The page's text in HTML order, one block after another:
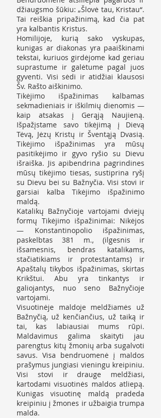
džiaugsmo šūkiu: „Šlovė tau, Kristau“.
Tai reiškia pripažinimą, kad čia pat
yra kalbantis Kristus.
Homilijoje, kurią sako vyskupas,
kunigas ar diakonas yra paaiškinami
tekstai, kuriuos girdėjome kad geriau
suprastume ir galėtume pagal juos
gyventi. Visi sėdi ir atidžiai klausosi
Šv. Rašto aiškinimo.
Tikėjimo išpažinimas kalbamas
sekmadieniais ir iškilmių dienomis —
kaip atsakas į Gerąją Naujieną.
Išpažįstame savo tikėjimą į Dievą
Tėvą, Jėzų Kristų ir Šventąją Dvasią.
Tikėjimo išpažinimas yra mūsų
pasitikėjimo ir gyvo ryšio su Dievu
išraiška. Jis apibendrina pagrindines
mūsų tikėjimo tiesas, sustiprina ryšį
su Dievu bei su Bažnyčia. Visi stovi ir
garsiai kalba Tikėjimo išpažinimo
maldą.
Katalikų Bažnyčioje vartojami dviejų
formų Tikėjimo išpažinimai: Nikėjos
— Konstantinopolio išpažinimas,
paskelbtas 381 m., (ilgesnis ir
išsamesnis, bendras katalikams,
stačiatikiams ir protestantams) ir
Apaštalų tikybos išpažinimas, skirtas
Krikštui. Abu yra tinkantys ir
galiojantys, nuo seno Bažnyčioje
vartojami.
Visuotinėje maldoje meldžiamės už
Bažnyčią, už kenčiančius, už taiką ir
tai, kas labiausiai mums rūpi.
Maldavimus galima skaityti jau
parengtus kitų žmonių arba sugalvoti
savus. Visa bendruomenė į maldos
prašymus jungiasi vieningu kreipiniu.
Visi stovi ir drauge meldžiasi,
kartodami visuotinės maldos atliepą.
Kunigas visuotinę maldą pradeda
kreipiniu į žmones ir užbaigia trumpa
malda.